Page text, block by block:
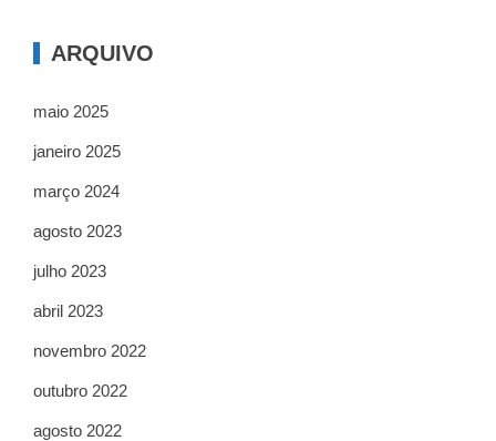
ARQUIVO
maio 2025
janeiro 2025
março 2024
agosto 2023
julho 2023
abril 2023
novembro 2022
outubro 2022
agosto 2022